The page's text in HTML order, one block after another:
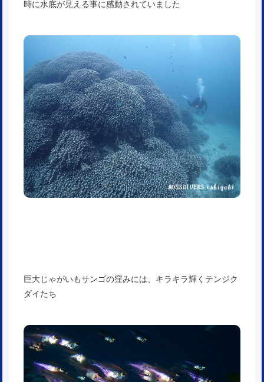
時に水底が見える事に感動されていました
巨大じゃがいもサンゴの窪みには、キラキラ輝くテンジク
ダイたち